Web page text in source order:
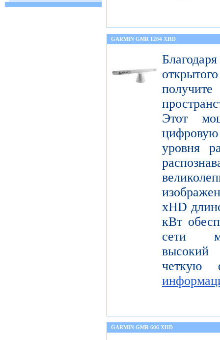
GARMIN GMR 1204 XHD
Этот
уровня
xHD
кВт
сети
высокий
четкую
GARMIN GMR 606 XHD